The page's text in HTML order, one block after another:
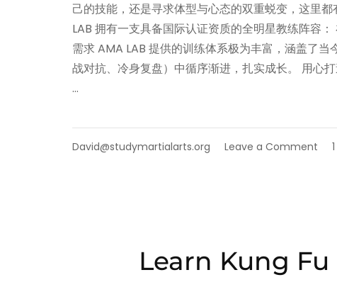
己的技能，还是寻求体型与心态的双重蜕变，这里
LAB 拥有一支具备国际认证资质的全明星教练阵容
需求 AMA LAB 提供的训练体系极为丰富，涵盖了
战对抗、冷身复盘）中循序渐进，扎实成长。 用心
…
David@studymartialarts.org Leave a Comment
AMA
1
Learn Kung